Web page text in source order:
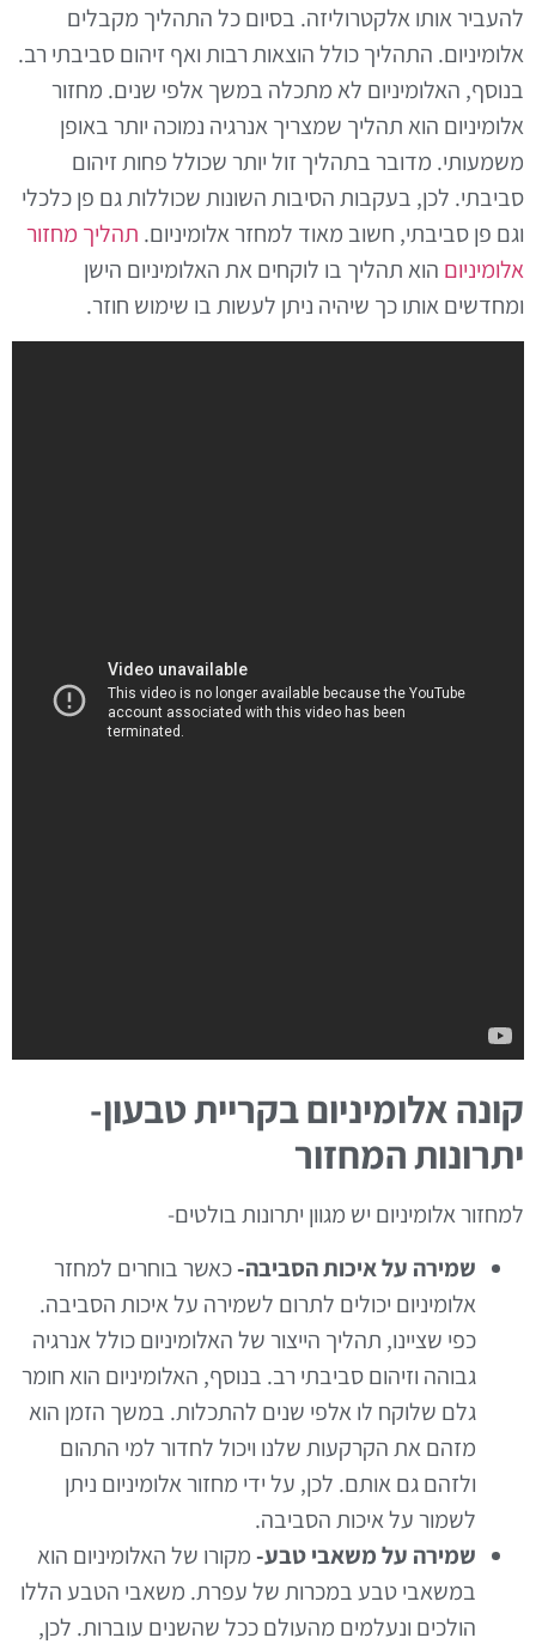
להעביר אותו אלקטרוליזה. בסיום כל התהליך מקבלים
אלומיניום. התהליך כולל הוצאות רבות ואף זיהום סביבתי רב.
בנוסף, האלומיניום לא מתכלה במשך אלפי שנים. מחזור
אלומיניום הוא תהליך שמצריך אנרגיה נמוכה יותר באופן
משמעותי. מדובר בתהליך זול יותר שכולל פחות זיהום
סביבתי. לכן, בעקבות הסיבות השונות שכוללות גם פן כלכלי
וגם פן סביבתי, חשוב מאוד למחזר אלומיניום. תהליך מחזור
אלומיניום הוא תהליך בו לוקחים את האלומיניום הישן
ומחדשים אותו כך שיהיה ניתן לעשות בו שימוש חוזר.
קונה אלומיניום בקריית טבעון-
יתרונות המחזור
למחזור אלומיניום יש מגוון יתרונות בולטים-
שמירה על איכות הסביבה-כאשר בוחרים למחזר
אלומיניום יכולים לתרום לשמירה על איכות הסביבה.
כפי שציינו, תהליך הייצור של האלומיניום כולל אנרגיה
גבוהה וזיהום סביבתי רב. בנוסף, האלומיניום הוא חומר
גלם שלוקח לו אלפי שנים להתכלות. במשך הזמן הוא
מזהם את הקרקעות שלנו ויכול לחדור למי התהום
ולזהם גם אותם. לכן, על ידי מחזור אלומיניום ניתן
לשמור על איכות הסביבה.
שמירה על משאבי טבע-מקורו של האלומיניום הוא
במשאבי טבע במכרות של עפרת. משאבי הטבע הללו
הולכים ונעלמים מהעולם ככל שהשנים עוברות. לכן,